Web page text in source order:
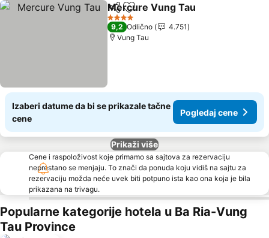
Deli Dodati u favorite
Mercure Vung Tau
4 Zvezdice
9,2 Odlično
4.751
Vung Tau
Izaberi datume da bi se prikazale tačne
cene
Pogledaj cene
Prikaži više
Cene i raspoloživost koje primamo sa sajtova za rezervaciju
neprestano se menjaju. To znači da ponuda koju vidiš na sajtu za
rezervaciju možda neće uvek biti potpuno ista kao ona koja je bila
prikazana na trivagu.
Popularne kategorije hotela u Ba Ria-Vung
Tau Province